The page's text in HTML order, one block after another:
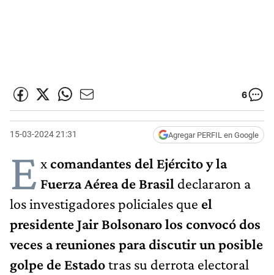
6
15-03-2024 21:31 Agregar PERFIL en Google
E xcomandantes del Ejército y la
Fuerza Aérea de Brasil declararon a
los investigadores policiales que el
presidente Jair Bolsonaro los convocó dos
veces a reuniones para discutir un posible
golpe de Estadotras su derrota electoral